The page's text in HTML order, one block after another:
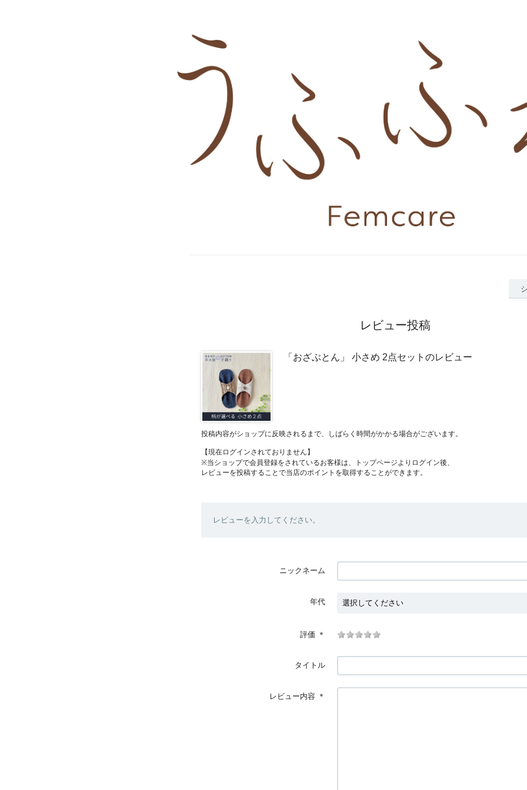
レビュー投稿
「おざぶとん」 小さめ 2点セットのレビュー
投稿内容がショップに反映されるまで、しばらく時間がかかる場合がございます。
【現在ログインされておりません】
※当ショップで会員登録をされているお客様は、トップページよりログイン後、
レビューを投稿することで当店のポイントを取得することができます。
レビューを入力してください。
ニックネーム
年代
評価 ＊
タイトル
レビュー内容 ＊